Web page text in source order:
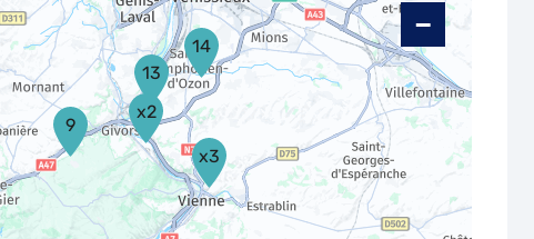
9
14
13
x2
x3
−